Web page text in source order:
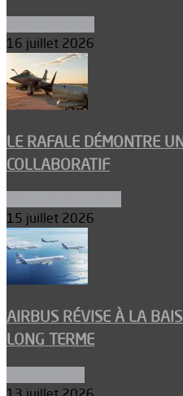
16 juillet 2026
LE RAFALE DÉMONTRE
COLLABORATIF
15 juillet 2026
AIRBUS RÉVISE À LA
LONG TERME